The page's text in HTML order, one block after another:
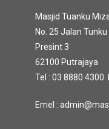
Masjid Tuanku
No. 25 Jalan
Presint 3
62100 Putrajaya
Tel : 03 8880 4300
Emel :